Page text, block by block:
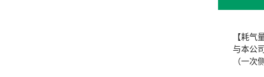
【耗气
与本公
（一次